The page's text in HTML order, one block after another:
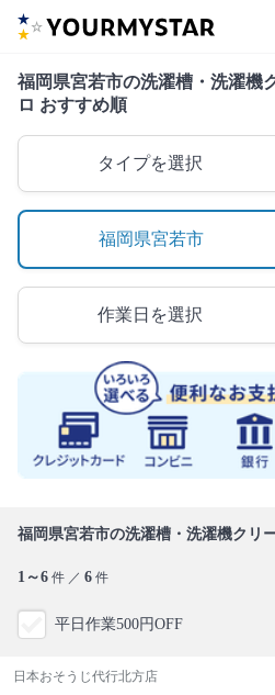
福岡県宮若市の洗濯槽・洗濯機
ロ おすすめ順
タイプを選択
福岡県宮若市
作業日を選択
福岡県宮若市の洗濯槽・洗濯機クリ
1～6 件 ／ 6 件
平日作業500円OFF
日本おそうじ代行北方店